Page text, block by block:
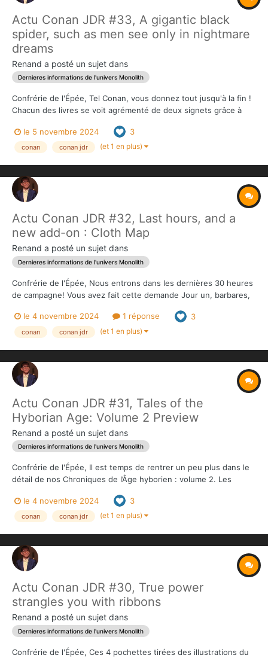
Actu Conan JDR #33, A gigantic black
spider, such as men see only in nightmare
dreams
Renand a posté un sujet dans
Dernieres informations de l'univers Monolith
Confrérie de l'Épée, Tel Conan, vous donnez tout jusqu'à la fin !
Chacun des livres se voit agrémenté de deux signets grâce à
prochains paliers pour fêter ces dernières 24h00 : -Une
dernière entrée dans...
le 5 novembre 2024 3
conan conan jdr (et 1 en plus)
Actu Conan JDR #32, Last hours, and a
new add-on : Cloth Map
Renand a posté un sujet dans
Dernieres informations de l'univers Monolith
Confrérie de l'Épée, Nous entrons dans les dernières 30 heures
de campagne! Vous avez fait cette demande Jour un, barbares,
Maintenant que nous avons ces informations en main, nous
avons le plaisir de vous proposer la magnifiqu...
le 4 novembre 2024 1 réponse 3
conan conan jdr (et 1 en plus)
Actu Conan JDR #31, Tales of the
Hyborian Age: Volume 2 Preview
Renand a posté un sujet dans
Dernieres informations de l'univers Monolith
Confrérie de l'Épée, Il est temps de rentrer un peu plus dans le
détail de nos Chroniques de l’Âge hyborien : volume 2. Les
Récits de longueur et de complexité variable. Le postulat de
base de « Dans la Gueule de la Monta...
le 4 novembre 2024 3
conan conan jdr (et 1 en plus)
Actu Conan JDR #30, True power
strangles you with ribbons
Renand a posté un sujet dans
Dernieres informations de l'univers Monolith
Confrérie de l'Épée, Ces 4 pochettes tirées des illustrations du